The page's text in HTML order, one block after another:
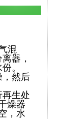
混
器，
。
，然后
生处
燥器
，水